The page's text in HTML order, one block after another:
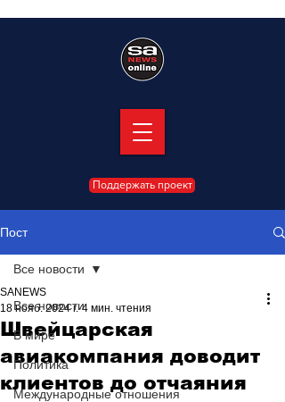
Поддержать проект
Пост
Все новости
В мире
Политика
Международные отношения
Все новости
Швейцарская
авиакомпания доводит
клиентов до отчаяния
SANEWS
18 нояб. 2024 г. 4 мин. чтения